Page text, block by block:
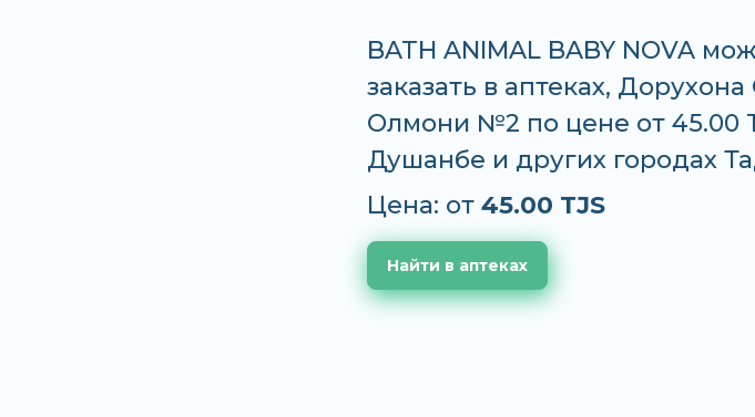
BATH ANIMAL BABY NOVA
заказать в аптеках,
Олмони №2 по цене от 45.00
Душанбе и других городах
Цена: от 45.00 TJS
Найти в аптеках